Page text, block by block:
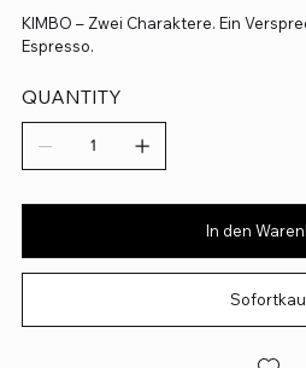
KIMBO – Zwei Charaktere. Ein
Espresso.
QUANTITY
In den